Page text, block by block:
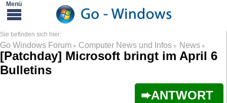
Go Windows Forum » Computer News und Infos » News»
[Patchday] Microsoft bringt im April 6
Bulletins
ANTWORT